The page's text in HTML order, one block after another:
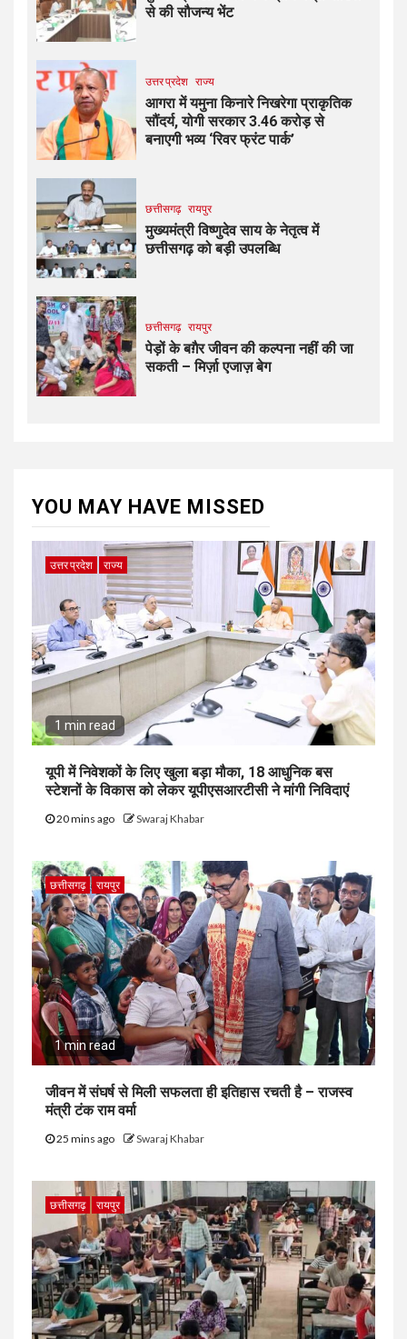
से की सौजन्य भेंट
उत्तर प्रदेश राज्य
आगरा में यमुना किनारे निखरेगा प्राकृतिक
सौंदर्य, योगी सरकार 3.46 करोड़ से
बनाएगी भव्य ‘रिवर फ्रंट पार्क’
छत्तीसगढ़ रायपुर
मुख्यमंत्री विष्णुदेव साय के नेतृत्व में
छत्तीसगढ़ को बड़ी उपलब्धि
छत्तीसगढ़ रायपुर
पेड़ों के बग़ैर जीवन की कल्पना नहीं की जा
सकती – मिर्ज़ा एजाज़ बेग
YOU MAY HAVE MISSED
उत्तर प्रदेश राज्य
1 min read
यूपी में निवेशकों के लिए खुला बड़ा मौका, 18 आधुनिक बस
स्टेशनों के विकास को लेकर यूपीएसआरटीसी ने मांगी निविदाएं
20 mins ago Swaraj Khabar
छत्तीसगढ़ रायपुर
1 min read
जीवन में संघर्ष से मिली सफलता ही इतिहास रचती है – राजस्व
मंत्री टंक राम वर्मा
25 mins ago Swaraj Khabar
छत्तीसगढ़ रायपुर